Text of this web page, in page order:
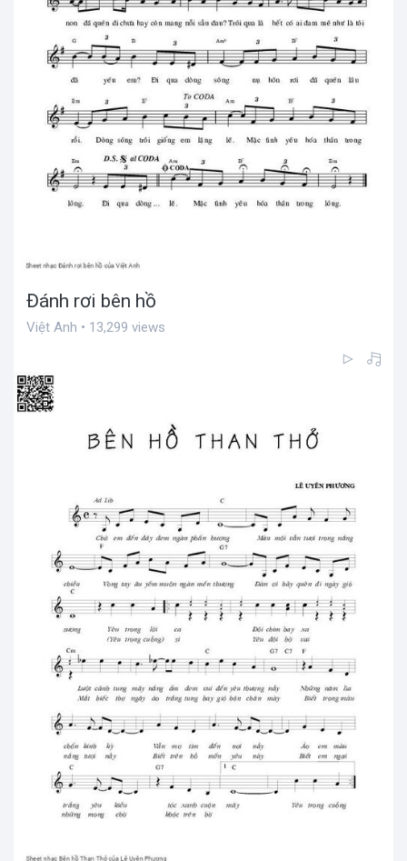
Đánh rơi bên hồ
Việt Anh • 13,299 views